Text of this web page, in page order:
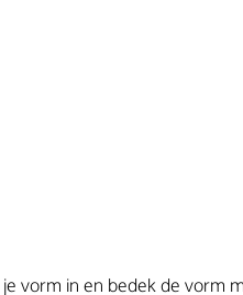
vorm in en bedek de vorm